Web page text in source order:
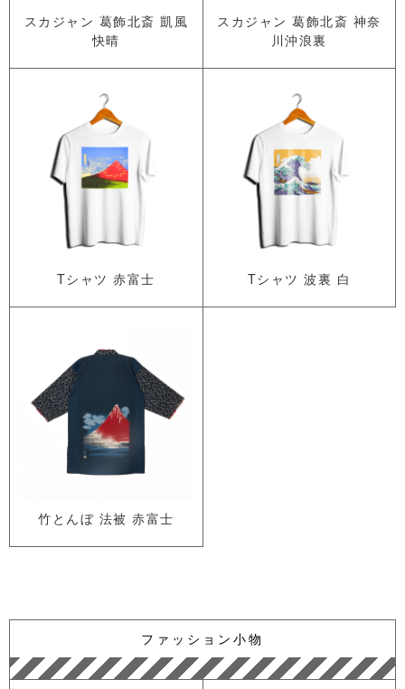
スカジャン 葛飾北斎 凱風
快晴
スカジャン 葛飾北斎 神奈
川沖浪裏
Tシャツ 赤富士 Tシャツ 波裏 白
竹とんぼ 法被 赤富士
ファッション小物